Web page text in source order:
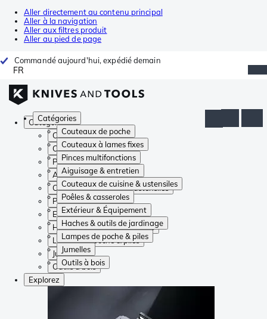
Aller directement au contenu principal
Aller à la navigation
Aller aux filtres produit
Aller au pied de page
Commandé aujourd'hui, expédié demain
FR
Catégories
Couteaux de poche
Couteaux à lames fixes
Pinces multifonctions
Aiguisage & entretien
Couteaux de cuisine & ustensiles
Poêles & casseroles
Extérieur & Équipement
Haches & outils de jardinage
Lampes de poche & piles
Jumelles
Outils à bois
Catégories
Couteaux de poche
Couteaux à lames fixes
Pinces multifonctions
Aiguisage & entretien
Couteaux de cuisine & ustensiles
Poêles & casseroles
Extérieur & Équipement
Haches & outils de jardinage
Lampes de poche & piles
Jumelles
Outils à bois
Explorez